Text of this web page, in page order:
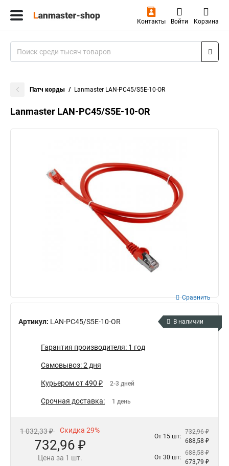
Контакты Войти Корзина
Патч корды Lanmaster LAN-PC45/S5E-10-OR
Lanmaster LAN-PC45/S5E-10-OR
Артикул: LAN-PC45/S5E-10-OR
Сравнить
В наличии
Гарантия производителя: 1 год
Самовывоз: 2 дня
Курьером от 490 ₽ 2-3 дней
Срочная доставка: 1 день
1 032,33 ₽ Скидка 29%
732,96 ₽
Цена за 1 шт.
От 15 шт:
732,96 ₽
688,58 ₽
От 30 шт:
688,58 ₽
673,79 ₽